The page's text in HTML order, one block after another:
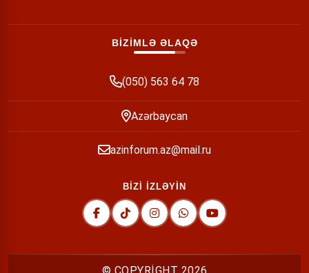
BİZİMLƏ ƏLAQƏ
(050) 563 64 78
Azərbaycan
azinforum.az@mail.ru
BİZİ İZLƏYİN